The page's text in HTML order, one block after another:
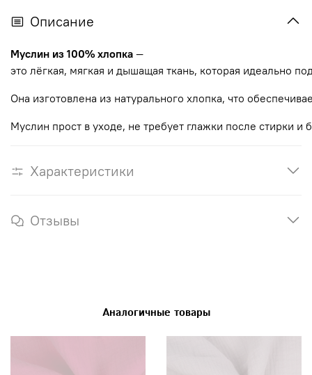
Описание
Муслин из 100% хлопка —
это лёгкая, мягкая и дышащая ткань, которая идеально
Она изготовлена из натурального хлопка, что
Муслин прост в уходе, не требует глажки после стирки и
Характеристики
Отзывы
Аналогичные товары